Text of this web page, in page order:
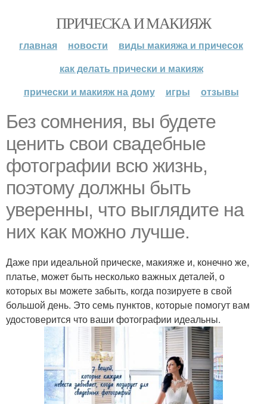
ПРИЧЕСКА И МАКИЯЖ
главная новости
виды макияжа и причесок
как делать прически и макияж
прически и макияж на дому
игры отзывы
Без сомнения, вы будете
ценить свои свадебные
фотографии всю жизнь,
поэтому должны быть
уверенны, что выглядите на
них как можно лучше.
Даже при идеальной прическе, макияже и, конечно же,
платье, может быть несколько важных деталей, о
которых вы можете забыть, когда позируете в свой
большой день. Это семь пунктов, которые помогут вам
удостоверится что ваши фотографии идеальны.